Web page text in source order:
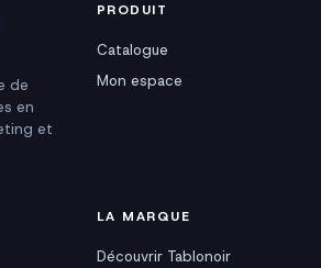
de
en
et
PRODUIT
Catalogue
Mon espace
LA MARQUE
Découvrir Tablonoir